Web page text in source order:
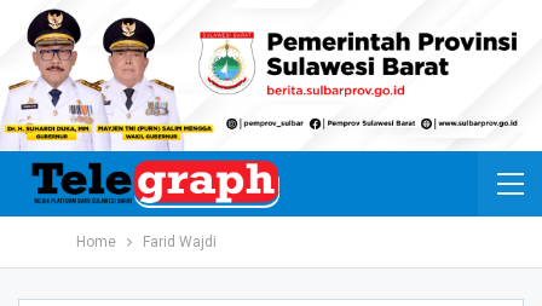
Home Farid Wajdi